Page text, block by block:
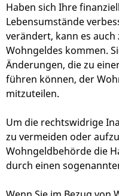
Haben sich Ihre
Lebensumstände
verändert, kann es
Wohngeldes kommen.
Änderungen, die zu
führen können, der
mitzuteilen.
Um die rechtswidrige
zu vermeiden oder
Wohngeldbehörde die
durch einen